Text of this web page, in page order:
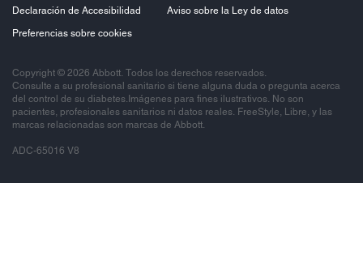
Declaración de Accesibilidad
Aviso sobre la Ley de datos
Preferencias sobre cookies
Copyright © 2026 Abbott. Todos los derechos reservados.
Consulte a su profesional sanitario si tiene alguna duda o pregunta acerca
del control de su diabetes.Imágenes para fines ilustrativos. No son
pacientes, profesionales sanitarios ni datos reales. FreeStyle, Libre, y las
marcas relacionadas son marcas de Abbott.
ADC-65016 V8